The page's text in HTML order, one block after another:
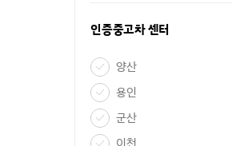
인증중고차 센터
양산
용인
군산
이천